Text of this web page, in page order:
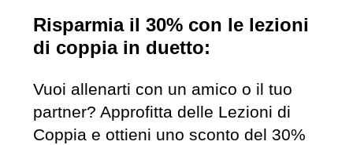
Risparmia il 30% con le lezioni
di coppia in duetto:
Vuoi allenarti con un amico o il tuo
partner? Approfitta delle Lezioni di
Coppia e ottieni uno sconto del 30%